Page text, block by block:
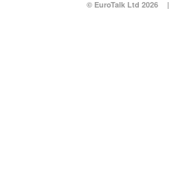
© EuroTalk Ltd 2026 |